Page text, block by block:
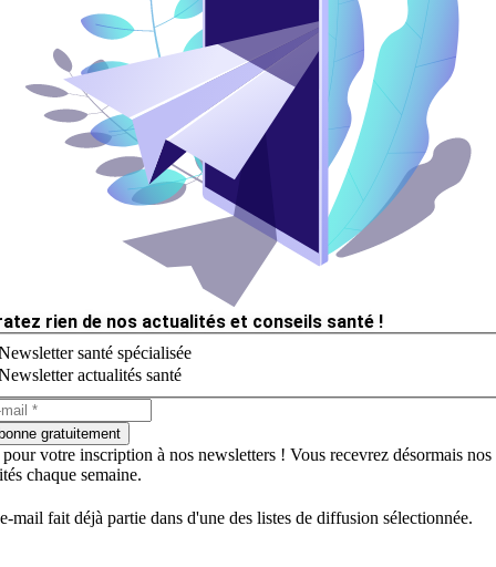
rien de nos actualités et conseils santé !
santé spécialisée
actualités santé
gratuitement
votre inscription à nos newsletters ! Vous recevrez désormais nos
chaque semaine.
mail fait déjà partie dans d'une des listes de diffusion sélectionnée.